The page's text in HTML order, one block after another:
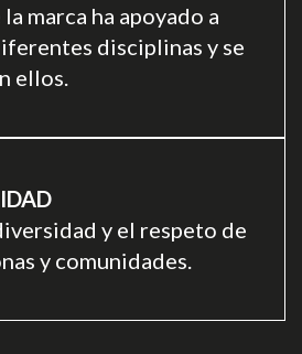
marca ha apoyado a
disciplinas y se
ellos.
y el respeto de
y comunidades.